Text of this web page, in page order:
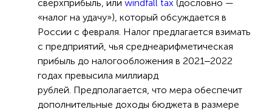
сверхприбыль, или windfall tax (дословно —
«налог на удачу»), который обсуждается в
России с февраля. Налог предлагается взимать
с предприятий, чья среднеарифметическая
прибыль до налогообложения в 2021‒2022
годах превысила миллиард
рублей. Предполагается, что мера обеспечит
дополнительные доходы бюджета в размере